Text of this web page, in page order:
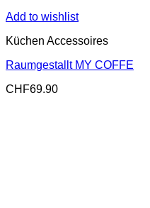
Add to wishlist
Küchen Accessoires
Raumgestallt MY COFFE
CHF69.90